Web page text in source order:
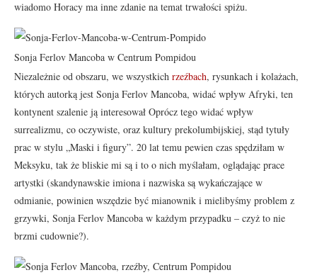
wiadomo Horacy ma inne zdanie na temat trwałości spiżu.
Sonja Ferlov Mancoba w Centrum Pompidou
Niezależnie od obszaru, we wszystkich rzeźbach, rysunkach i kolażach,
których autorką jest Sonja Ferlov Mancoba, widać wpływ Afryki, ten
kontynent szalenie ją interesował Oprócz tego widać wpływ
surrealizmu, co oczywiste, oraz kultury prekolumbijskiej, stąd tytuły
prac w stylu „Maski i figury”. 20 lat temu pewien czas spędziłam w
Meksyku, tak że bliskie mi są i to o nich myślałam, oglądając prace
artystki (skandynawskie imiona i nazwiska są wykańczające w
odmianie, powinien wszędzie być mianownik i mielibyśmy problem z
grzywki, Sonja Ferlov Mancoba w każdym przypadku – czyż to nie
brzmi cudownie?).